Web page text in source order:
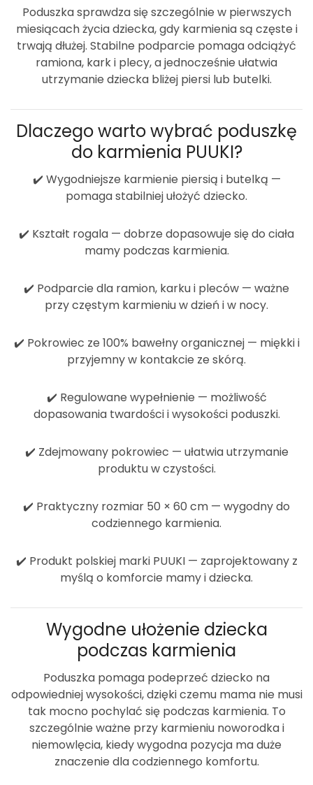
Poduszka sprawdza się szczególnie w pierwszych
miesiącach życia dziecka, gdy karmienia są częste i
trwają dłużej. Stabilne podparcie pomaga odciążyć
ramiona, kark i plecy, a jednocześnie ułatwia
utrzymanie dziecka bliżej piersi lub butelki.
Dlaczego warto wybrać poduszkę
do karmienia PUUKI?
✔️ Wygodniejsze karmienie piersią i butelką —
pomaga stabilniej ułożyć dziecko.
✔️ Kształt rogala — dobrze dopasowuje się do ciała
mamy podczas karmienia.
✔️ Podparcie dla ramion, karku i pleców — ważne
przy częstym karmieniu w dzień i w nocy.
✔️ Pokrowiec ze 100% bawełny organicznej— miękki i
przyjemny w kontakcie ze skórą.
✔️ Regulowane wypełnienie — możliwość
dopasowania twardości i wysokości poduszki.
✔️ Zdejmowany pokrowiec — ułatwia utrzymanie
produktu w czystości.
✔️ Praktyczny rozmiar 50 × 60 cm — wygodny do
codziennego karmienia.
✔️ Produkt polskiej marki PUUKI— zaprojektowany z
myślą o komforcie mamy i dziecka.
Wygodne ułożenie dziecka
podczas karmienia
Poduszka pomaga podeprzeć dziecko na
odpowiedniej wysokości, dzięki czemu mama nie musi
tak mocno pochylać się podczas karmienia. To
szczególnie ważne przy karmieniu noworodka i
niemowlęcia, kiedy wygodna pozycja ma duże
znaczenie dla codziennego komfortu.